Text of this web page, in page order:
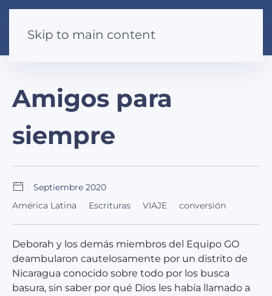
Skip to main content
Amigos para
siempre
Septiembre 2020
América Latina
Escrituras VIAJE conversión
Deborah y los demás miembros del Equipo GO
deambularon cautelosamente por un distrito de
Nicaragua conocido sobre todo por los busca
basura, sin saber por qué Dios les había llamado a